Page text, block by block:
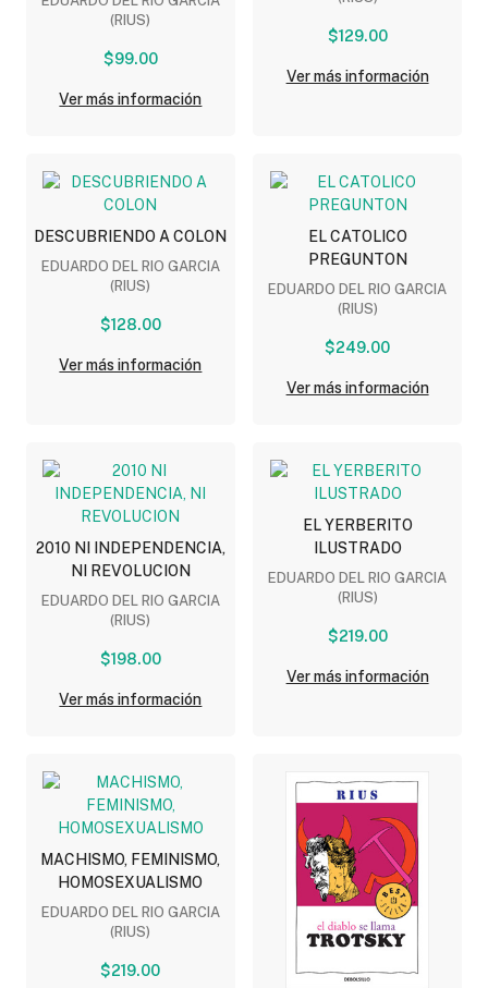
(RIUS)
$99.00
Ver más información
$129.00
Ver más información
DESCUBRIENDO A COLON
EDUARDO DEL RIO GARCIA
(RIUS)
$128.00
Ver más información
EL CATOLICO
PREGUNTON
EDUARDO DEL RIO GARCIA
(RIUS)
$249.00
Ver más información
2010 NI INDEPENDENCIA,
NI REVOLUCION
EDUARDO DEL RIO GARCIA
(RIUS)
$198.00
Ver más información
EL YERBERITO
ILUSTRADO
EDUARDO DEL RIO GARCIA
(RIUS)
$219.00
Ver más información
MACHISMO, FEMINISMO,
HOMOSEXUALISMO
EDUARDO DEL RIO GARCIA
(RIUS)
$219.00